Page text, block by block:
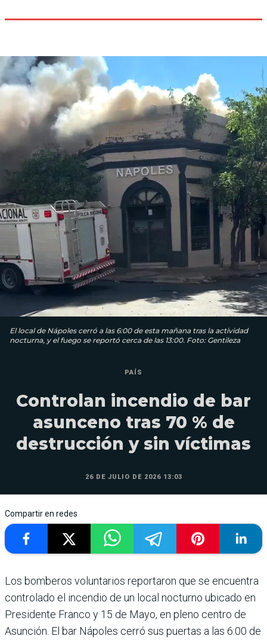
El local de Nápoles cerró a las 6:00 de esta mañana tras la actividad
nocturna, y el fuego se reportó cerca de las 13:00. Foto: Gentileza
PAÍS
Controlan incendio de bar
asunceno tras 70 % de
destrucción y sin víctimas
26 DE JULIO DE 2026 13:03
Compartir en redes
Los bomberos voluntarios reportaron que se encuentra
controlado el incendio de un local nocturno ubicado en
Presidente Franco y 15 de Mayo, en pleno centro de
Asunción. El bar Nápoles cerró sus puertas a las 6:00 de